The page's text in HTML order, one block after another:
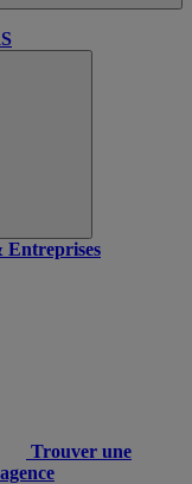
Entreprises
Trouver une